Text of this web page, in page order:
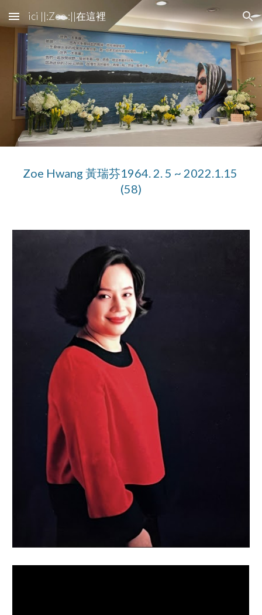
Skip to main content Skip to navigation
ici ||:Zoe :||在這裡
Zoe Hwang 黃瑞芬1964. 2. 5 ~ 2022.1.15
(58)